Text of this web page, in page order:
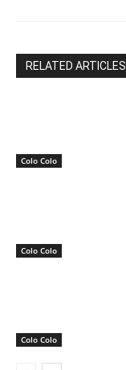
RELATED ARTICLES
Colo Colo
Colo Colo
Colo Colo